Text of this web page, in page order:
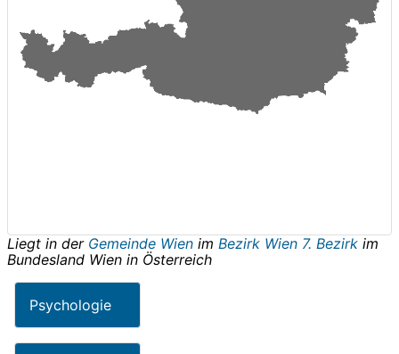
Liegt in der Gemeinde Wien im Bezirk Wien 7. Bezirk im
Bundesland Wien in Österreich
Psychologie